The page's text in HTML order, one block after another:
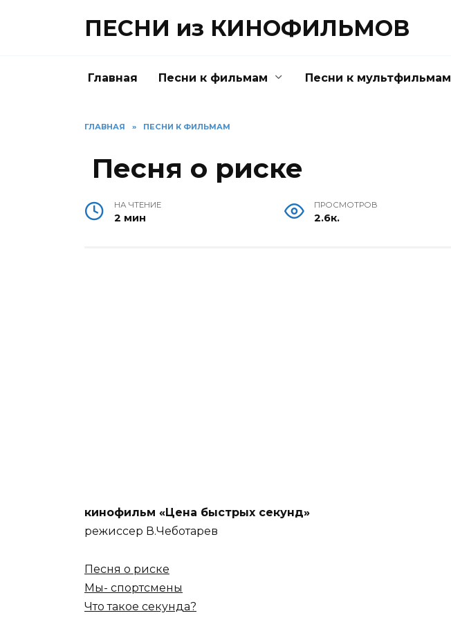
ПЕСНИ из КИНОФИЛЬМОВ
Главная Песни к фильмам Песни к мультфильмам
ГЛАВНАЯ » ПЕСНИ К ФИЛЬМАМ
Песня о риске
НА ЧТЕНИЕ
2 мин
ПРОСМОТРОВ
2.6к.
кинофильм «Цена быстрых секунд»
режиссер В.Чеботарев
Песня о риске
Мы- спортсмены
Что такое секунда?